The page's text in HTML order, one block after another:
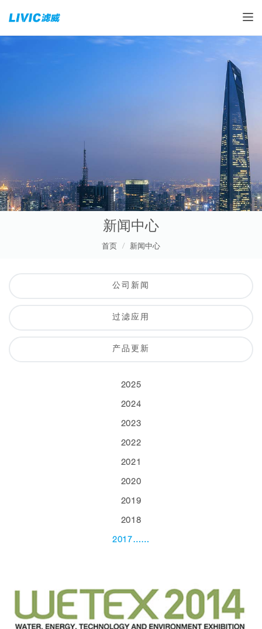
新闻中心
首页 新闻中心
公司新闻
过滤应用
产品更新
2025
2024
2023
2022
2021
2020
2019
2018
2017……